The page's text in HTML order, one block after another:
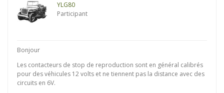
YLG80
Participant
Bonjour
Les contacteurs de stop de reproduction sont en général calibrés
pour des véhicules 12 volts et ne tiennent pas la distance avec des
circuits en 6V.